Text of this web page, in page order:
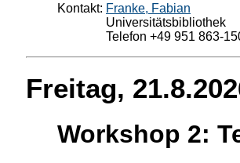
Kontakt: Franke, Fabian
Universitätsbibliothek
Telefon +49 951 863-
Freitag,
Workshop 2: